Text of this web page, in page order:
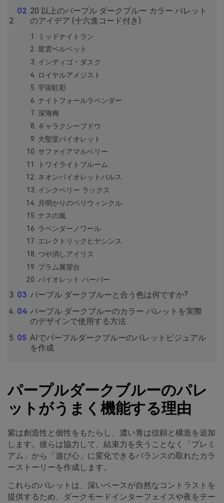
20 以上のパープル ダークブルー カラー パレット
のアイデア (十六進コード付き)
ミッドナイトラン
星雲ベルベット
インディゴ・ダスク
ロイヤルアメジスト
宇宙虹彩
ナイトフォールラベンダー
深海梅
ギャラクシーブドウ
大聖堂バイオレット
サファイアマルベリー
トワイライトブルーム
ネオンバイオレットパルス
インクベリー ラックス
月明かりのペリウィンクル
ナスの嵐
ラベンダーノワール
エレクトリックヒヤシンス
つや消しアイリス
プラム展望台
バイオレット ハーバー
パープル ダークブルーと合う色は何ですか?
パープル ダークブルーのカラー パレットを実際
のデザインで使用する方法
AIでパープルダークブルーのパレットビジュアル
を作成
パープルダークブルーのパレ
ットがうまく機能する理由
紫は創造性と個性をもたらし、濃い青は信頼と構造を追加
します。彼らは協力して、結束力を失うことなく「プレミ
アム」から「遊び心」に変化できるバランスの取れたカラ
ーストーリーを作成します。
これらのパレットは、深いベースが自然なコントラストを
提供するため、ダークモードインターフェイスや夜をテー